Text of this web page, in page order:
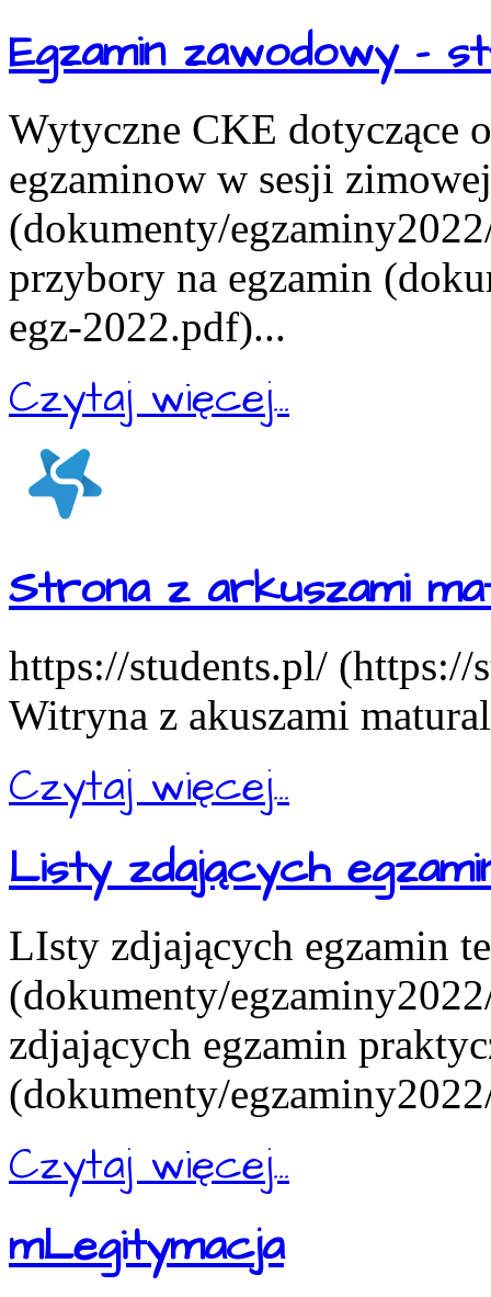
Egzamin zawodowy -
Wytyczne CKE dotyczące
egzaminow w sesji
(dokumenty/
przybory na egzamin
egz-2022.pdf)...
Czytaj więcej...
Strona z arkuszami
https://students.pl/ (https://
Witryna z akuszami
Czytaj więcej...
Listy zdających
LIsty zdjających egzamin
(dokumenty/
zdjających egzamin
(dokumenty/
Czytaj więcej...
mLegitymacja